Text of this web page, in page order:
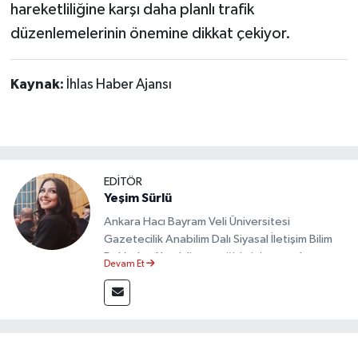
hareketliliğine karşı daha planlı trafik
düzenlemelerinin önemine dikkat çekiyor.
Kaynak: İhlas Haber Ajansı
EDİTÖR
Yeşim Sürlü
Ankara Hacı Bayram Veli Üniversitesi
Gazetecilik Anabilim Dalı Siyasal İletişim Bilim
Dalı’nda yüksek lisans eğitimini tamamlamıştır.
akademik çalışmalar gerçekleştirmiştir.
Taşköprü Postası internet haber sitesinde
Devam Et